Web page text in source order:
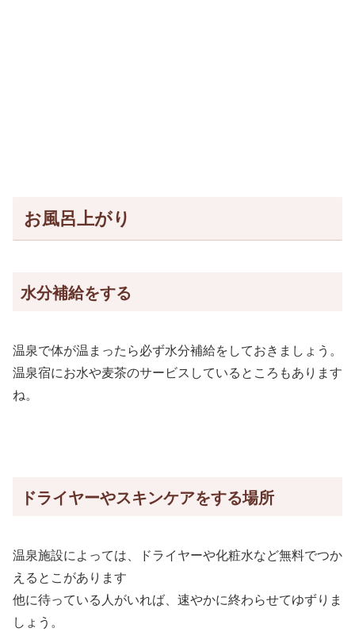
お風呂上がり
水分補給をする
温泉で体が温まったら必ず水分補給をしておきましょう。
温泉宿にお水や麦茶のサービスしているところもあります
ね。
ドライヤーやスキンケアをする場所
温泉施設によっては、ドライヤーや化粧水など無料でつか
えるとこがあります
他に待っている人がいれば、速やかに終わらせてゆずりま
しょう。